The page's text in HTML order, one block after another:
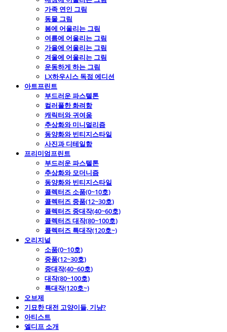
가족 연인 그림
동물 그림
봄에 어울리는 그림
여름에 어울리는 그림
가을에 어울리는 그림
겨울에 어울리는 그림
운동하게 하는 그림
LX하우시스 독점 에디션
아트프린트
부드러운 파스텔톤
컬러풀한 화려함
캐릭터와 귀여움
추상화와 미니멀리즘
동양화와 빈티지스타일
사진과 디테일함
프리미엄프린트
부드러운 파스텔톤
추상화와 모더니즘
동양화와 빈티지스타일
콜렉터즈 소품(0~10호)
콜렉터즈 중품(12~30호)
콜렉터즈 중대작(40~60호)
콜렉터즈 대작(80~100호)
콜렉터즈 특대작(120호~)
오리지널
소품(0~10호)
중품(12~30호)
중대작(40~60호)
대작(80~100호)
특대작(120호~)
오브제
기묘한 대전 고양이들, 기냥?
아티스트
엘디프 소개